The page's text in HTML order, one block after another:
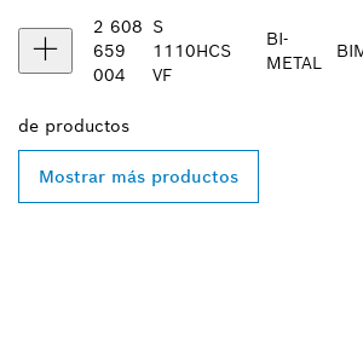
2 608
659
004
S
1110
VF
HCS
BI-
METAL
de productos
Mostrar más productos